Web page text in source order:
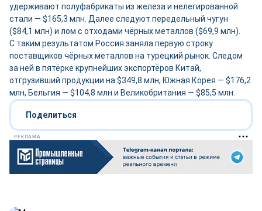
удерживают полуфабрикаты из железа и нелегированной
стали — $165,3 млн. Далее следуют передельный чугун
($84,1 млн) и лом с отходами чёрных металлов ($69,9 млн).
С таким результатом Россия заняла первую строку
поставщиков чёрных металлов на турецкий рынок. Следом
за ней в пятёрке крупнейших экспортёров Китай,
отгрузивший продукции на $349,8 млн, Южная Корея — $176,2
млн, Бельгия — $104,8 млн и Великобритания — $85,5 млн.
Поделиться
РЕКЛАМА